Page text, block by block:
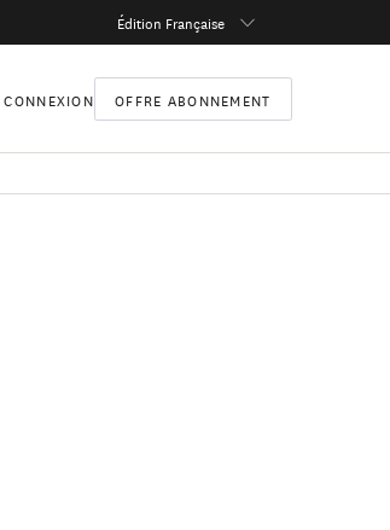
Édition Française
CONNEXION OFFRE ABONNEMENT